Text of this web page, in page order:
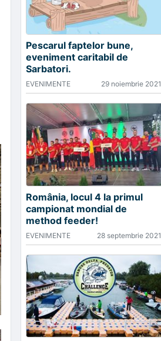
Pescarul faptelor bune,
eveniment caritabil de
Sarbatori.
EVENIMENTE 29 noiembrie 2021
România, locul 4 la primul
campionat mondial de
method feeder!
EVENIMENTE 28 septembrie 2021